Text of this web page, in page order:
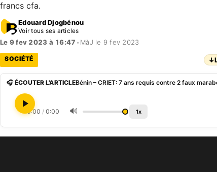
francs cfa.
Edouard Djogbénou
Voir tous ses articles
Le 9 fev 2023 à 16:47 • MàJ le 9 fev 2023
SOCIÉTÉ ↓
🎧 ÉCOUTER L'ARTICLE
0:00 / 0:00 🔊 1x